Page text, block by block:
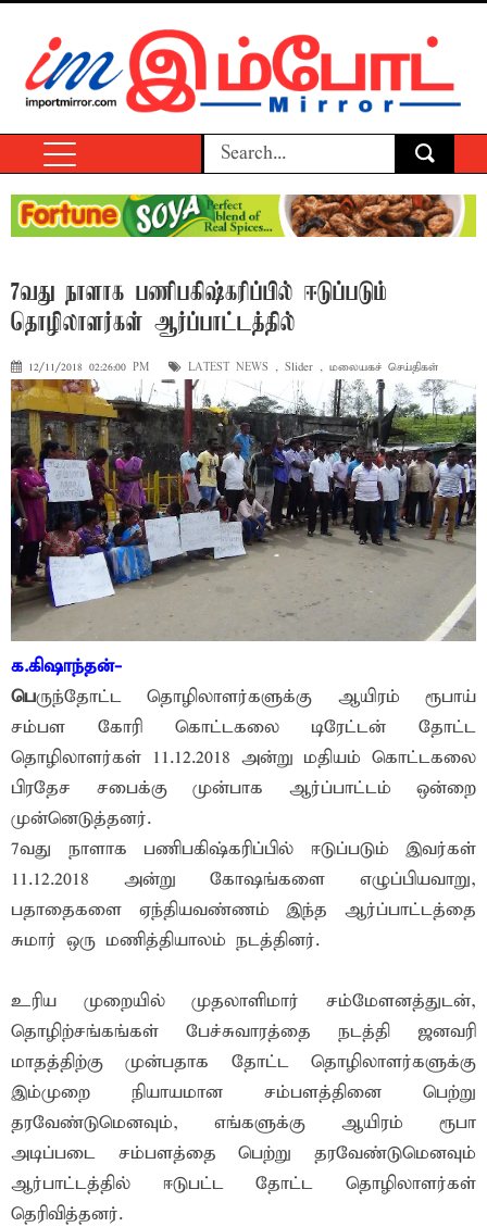
7வது நாளாக பணிபகிஷ்கரிப்பில் ஈடுப்படும்
தொழிலாளர்கள் ஆர்ப்பாட்டத்தில்
12/11/2018 02:26:00 PM LATEST NEWS , Slider , மலையகச் செய்திகள்
க.கிஷாந்தன்-
பெருந்தோட்ட தொழிலாளர்களுக்கு ஆயிரம் ரூபாய்
சம்பள கோரி கொட்டகலை டிரேட்டன் தோட்ட
தொழிலாளர்கள் 11.12.2018 அன்று மதியம் கொட்டகலை
பிரதேச சபைக்கு முன்பாக ஆர்ப்பாட்டம் ஒன்றை
முன்னெடுத்தனர்.
7வது நாளாக பணிபகிஷ்கரிப்பில் ஈடுப்படும் இவர்கள்
11.12.2018 அன்று கோஷங்களை எழுப்பியவாறு,
பதாதைகளை ஏந்தியவண்ணம் இந்த ஆர்ப்பாட்டத்தை
சுமார் ஒரு மணித்தியாலம் நடத்தினர்.
உரிய முறையில் முதலாளிமார் சம்மேளனத்துடன்,
தொழிற்சங்கங்கள் பேச்சுவாரத்தை நடத்தி ஜனவரி
மாதத்திற்கு முன்பதாக தோட்ட தொழிலாளர்களுக்கு
இம்முறை நியாயமான சம்பளத்தினை பெற்று
தரவேண்டுமெனவும், எங்களுக்கு ஆயிரம் ரூபா
அடிப்படை சம்பளத்தை பெற்று தரவேண்டுமெனவும்
ஆர்பாட்டத்தில் ஈடுபட்ட தோட்ட தொழிலாளர்கள்
தெரிவித்தனர்.